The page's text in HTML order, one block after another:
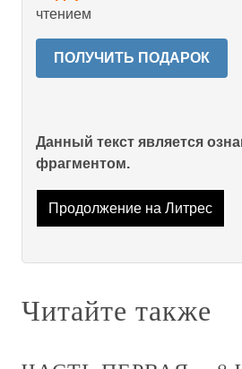
чтением
ПОЛУЧИТЬ ПОДАРОК
Данный текст является
фрагментом.
Продолжение на Литрес
Читайте также